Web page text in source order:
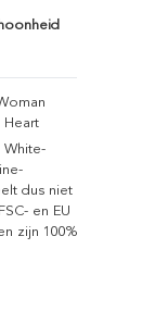
Heart
dus niet
en EU
zijn 100%